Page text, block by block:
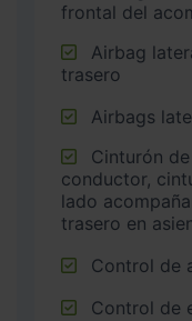
frontal del
trasero
Airbags
conductor,
lado
trasero en
Control de
Control de